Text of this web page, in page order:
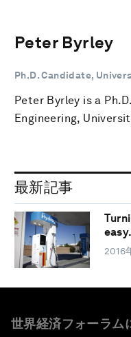
Peter Byrley
Ph.D. Candidate,
Peter Byrley is a
Engineering,
最新記事
2016
世界経済フォーラム